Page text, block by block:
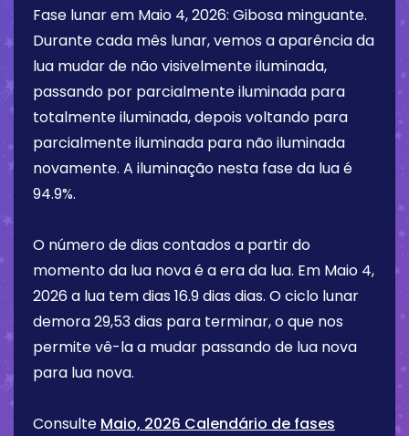
Fase lunar em Maio 4, 2026: Gibosa minguante.
Durante cada mês lunar, vemos a aparência da
lua mudar de não visivelmente iluminada,
passando por parcialmente iluminada para
totalmente iluminada, depois voltando para
parcialmente iluminada para não iluminada
novamente. A iluminação nesta fase da lua é
94.9%.
O número de dias contados a partir do
momento da lua nova é a era da lua. Em Maio 4,
2026 a lua tem dias 16.9 dias dias. O ciclo lunar
demora 29,53 dias para terminar, o que nos
permite vê-la a mudar passando de lua nova
para lua nova.
Consulte Maio, 2026 Calendário de fases